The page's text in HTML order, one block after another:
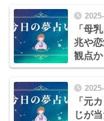
「母
兆や
観点
「元
じが